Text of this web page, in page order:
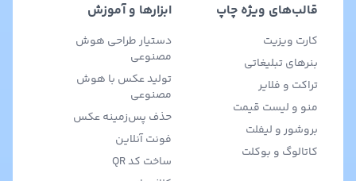
قالب‌های ویژه چاپ
کارت ویزیت
بنرهای تبلیغاتی
تراکت و فلایر
منو و لیست قیمت
بروشور و لیفلت
کاتالوگ و بوکلت
ابزارها و آموزش
دستیار طراحی هوش
مصنوعی
تولید عکس با هوش
مصنوعی
حذف پس‌زمینه عکس
فونت آنلاین
ساخت کد QR